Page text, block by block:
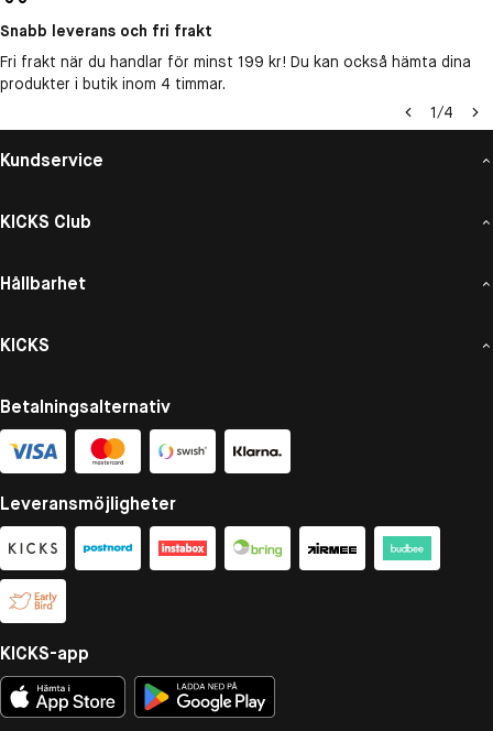
Snabb leverans och fri frakt
Fri frakt när du handlar för minst 199 kr! Du kan också hämta dina
produkter i butik inom 4 timmar.
1/4
Kundservice
KICKS Club
Hållbarhet
KICKS
Betalningsalternativ
Leveransmöjligheter
KICKS-app